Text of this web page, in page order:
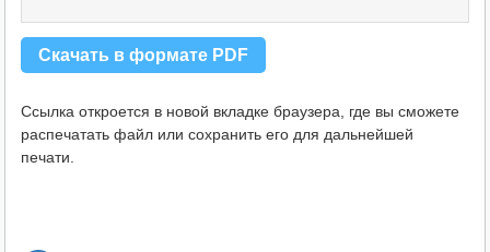
Скачать в формате PDF
Ссылка откроется в новой вкладке браузера, где вы сможете
распечатать файл или сохранить его для дальнейшей
печати.